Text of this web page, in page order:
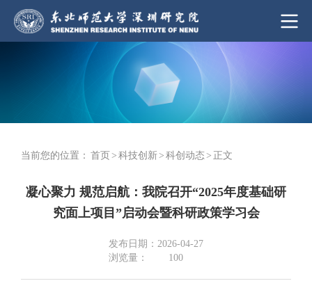
当前您的位置： 首页> 科技创新> 科创动态> 正文
凝心聚力 规范启航：我院召开“2025年度基础研
究面上项目”启动会暨科研政策学习会
发布日期：2026-04-27
浏览量：
100